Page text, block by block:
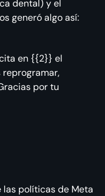
dental) y el
generó algo así:
en {{2}} el
por tu
las políticas de Meta